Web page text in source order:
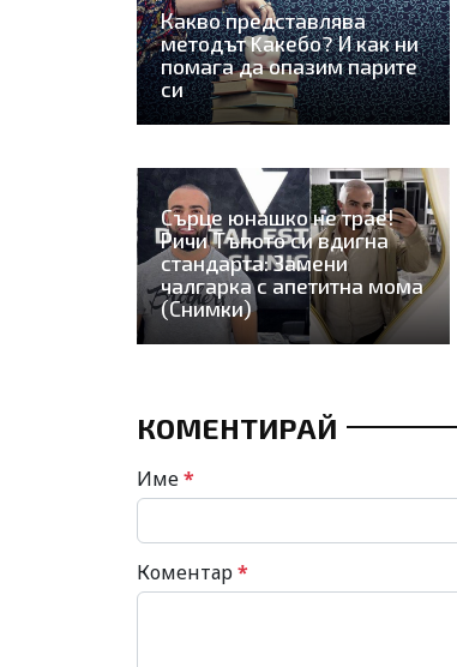
Какво представлява
методът Kaкебо? И как ни
помага да опазим парите
си
Сърце юнашко не трае!
Ричи Тъпото си вдигна
стандарта: Замени
чалгарка с апетитна мома
(Снимки)
КОМЕНТИРАЙ
Име*
Коментар*